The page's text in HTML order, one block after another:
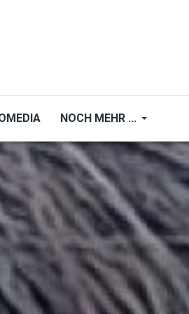
NOCH MEHR ...